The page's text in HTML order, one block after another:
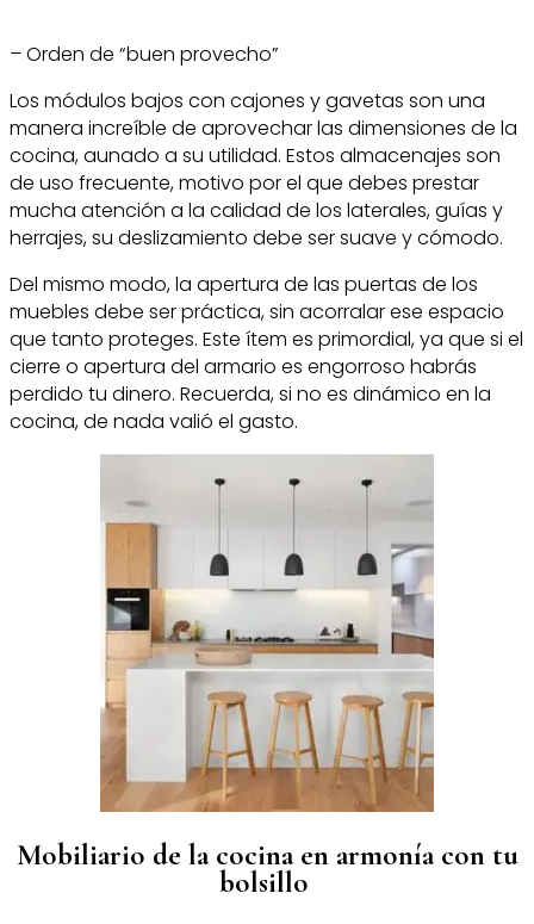
– Orden de “buen provecho”
Los módulos bajos con cajones y gavetas son una
manera increíble de aprovechar las dimensiones de la
cocina, aunado a su utilidad. Estos almacenajes son
de uso frecuente, motivo por el que debes prestar
mucha atención a la calidad de los laterales, guías y
herrajes, su deslizamiento debe ser suave y cómodo.
Del mismo modo, la apertura de las puertas de los
muebles debe ser práctica, sin acorralar ese espacio
que tanto proteges. Este ítem es primordial, ya que si el
cierre o apertura del armario es engorroso habrás
perdido tu dinero. Recuerda, si no es dinámico en la
cocina, de nada valió el gasto.
Mobiliario de la cocina en armonía con tu
bolsillo